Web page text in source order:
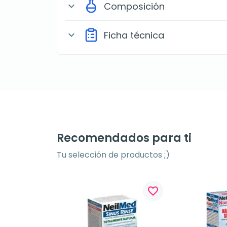
expand_more Composición
expand_more Ficha técnica
Recomendados para ti
Tu selección de productos ;)
favorite_border